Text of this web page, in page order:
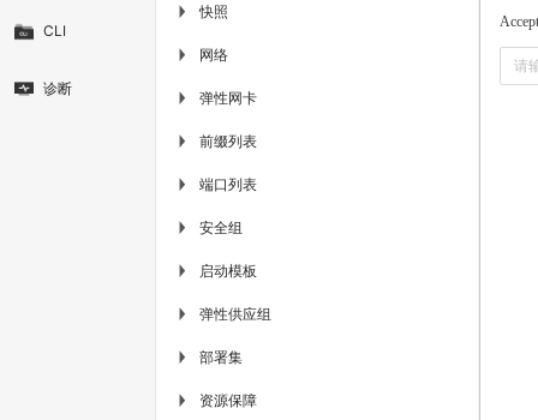
CLI
诊断
▶ 快照
▶ 网络
▶ 弹性网卡
▶ 前缀列表
▶ 端口列表
▶ 安全组
▶ 启动模板
▶ 弹性供应组
▶ 部署集
▶ 资源保障